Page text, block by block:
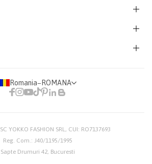
Romania− ROMANA
SC YOKKO FASHION SRL, CUI: RO7137693
Reg. Com.: J40/1195/1995
Sapte Drumuri 42, Bucuresti